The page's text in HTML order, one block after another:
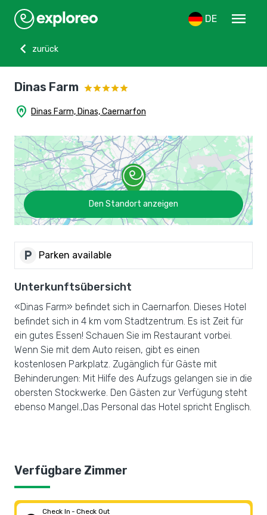
DE
menu
chevron_left
zurück
Dinas Farm
home_pin Dinas Farm, Dinas, Caernarfon
Den Standort anzeigen
local_parking Parken available
Unterkunftsübersicht
«Dinas Farm» befindet sich in Caernarfon. Dieses Hotel
befindet sich in 4 km vom Stadtzentrum. Es ist Zeit für
ein gutes Essen! Schauen Sie im Restaurant vorbei.
Wenn Sie mit dem Auto reisen, gibt es einen
kostenlosen Parkplatz. Zugänglich für Gäste mit
Behinderungen: Mit Hilfe des Aufzugs gelangen sie in die
obersten Stockwerke. Den Gästen zur Verfügung steht
ebenso Mangel.,Das Personal das Hotel spricht Englisch.
Verfügbare Zimmer
Check In - Check Out